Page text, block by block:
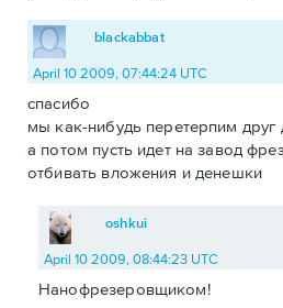
blackabbat
April 10 2009, 07:44:24 UTC
спасибо
мы как-нибудь перетерпим друг
а потом пусть идет на завод
отбивать вложения и денешки
oshkui
April 10 2009, 08:44:23 UTC
Нанофрезеровщиком!